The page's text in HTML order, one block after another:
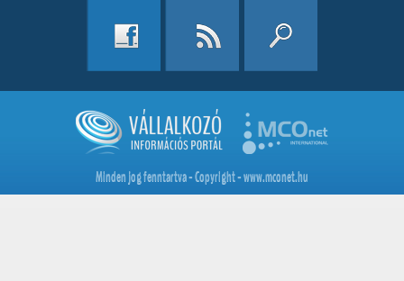
Minden jog fenntartva - Copyright - www.mconet.hu